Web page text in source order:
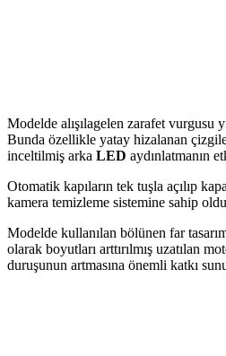
Modelde alışılagelen zarafet vurgusu
Bunda özellikle yatay hizalanan
inceltilmiş arka LED aydınlatmanın
Otomatik kapıların tek tuşla açılıp
kamera temizleme sistemine sahip
Modelde kullanılan bölünen far
olarak boyutları arttırılmış uzatılan
duruşunun artmasına önemli katkı